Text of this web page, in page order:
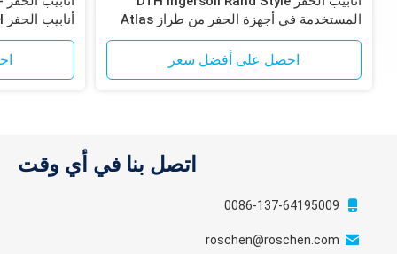
المستخدمة في أجهزة الحفر من طراز Atlas
Copco T4W و T685
احصل على أفضل سعر
أنابيب الحفر DTH
اتصل بنا في أي وقت
0086-137-64195009
roschen@roschen.com